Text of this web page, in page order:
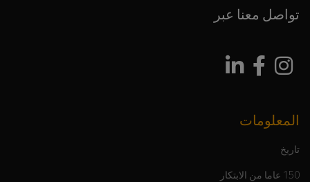
تواصل معنا عبر
المعلومات
تاريخ
150 عاما من الابتكار